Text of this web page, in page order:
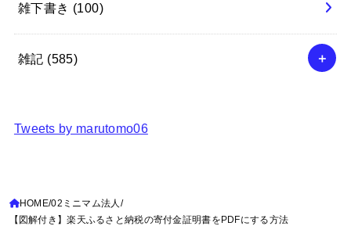
雑下書き (100)
雑記 (585)
Tweets by marutomo06
HOME 02ミニマム法人
【図解付き】楽天ふるさと納税の寄付金証明書をPDFにする方法